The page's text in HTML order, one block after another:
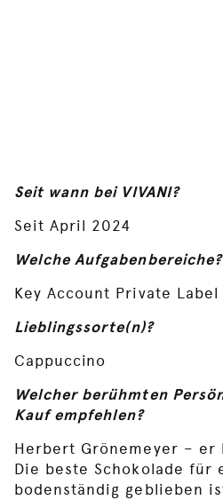
Seit wann bei VIVANI?
Seit April 2024
Welche Aufgabenbereiche?
Key Account Private
Lieblingssorte(n)?
Cappuccino
Welcher berühmten
Kauf empfehlen?
Herbert Grönemeyer –
Die beste Schokolade für
bodenständig geblieben